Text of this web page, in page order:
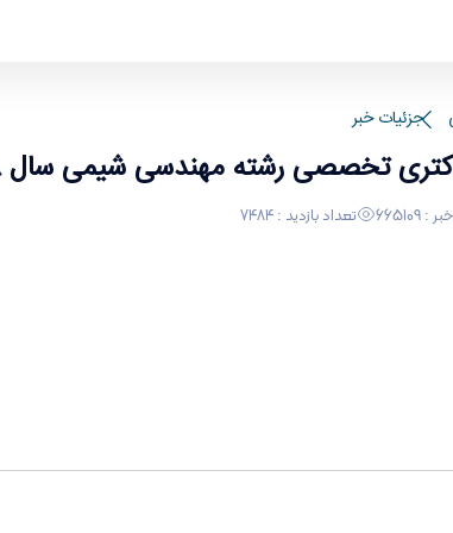
جزئیات خبر
تخصصی رشته مهندسی شیمی سال 1398
665109 تعداد بازدید : 7484